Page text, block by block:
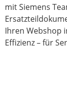
mit Siemens
Ihren Webshop
Effizienz – für